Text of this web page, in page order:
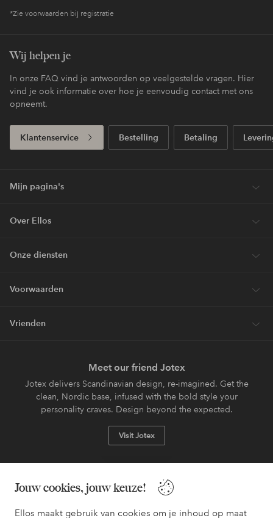
Jouw cookies, jouw keuze!
Ellos maakt gebruik van cookies om je inhoud op maat
*Zie voorwaarden bij registratie
Wij helpen je
In onze FAQ vind je antwoorden op veelgestelde vragen. Hier
vind je ook informatie over hoe je eenvoudig contact met ons
opneemt.
Klantenservice Bestelling Betaling
Mijn pagina's
Over Ellos
Onze diensten
Voorwaarden
Vrienden
Meet our friend Jotex
Jotex delivers Scandinavian design, re-imagined. Get the
clean, Nordic base, infused with the bold style your
personality craves. Design beyond the expected.
Visit Jotex